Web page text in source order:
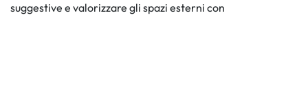
suggestive e valorizzare gli spazi esterni con